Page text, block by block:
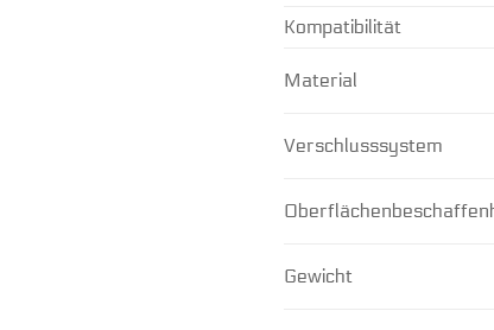
Kompatibilität
Material
Verschlusssystem
Gewicht